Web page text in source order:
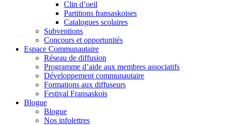
Clin d’oeil
Partitions fransaskoises
Catalogues scolaires
Subventions
Concours et opportunités
Espace Communautaire
Réseau de diffusion
Programme d’aide aux membres associatifs
Développement communautaire
Formations aux diffuseurs
Festival Fransaskois
Blogue
Blogue
Nos infolettres